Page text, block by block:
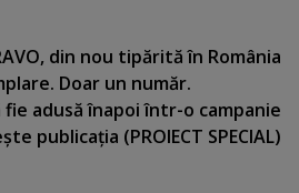
din nou tipărită în România
Doar un număr.
adusă înapoi într-o campanie
publicaţia (PROIECT SPECIAL)